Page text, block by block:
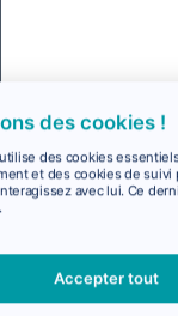
des cookies !
des cookies
et des cookies de suivi
avec lui. Ce
Accepter tout